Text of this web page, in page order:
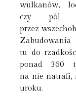
wulkanów,
czy pól
przez
tu do
ponad 360
na nie natrafi,
uroku.